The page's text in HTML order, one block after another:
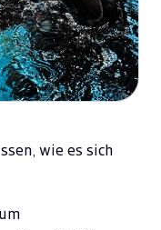
wie es sich